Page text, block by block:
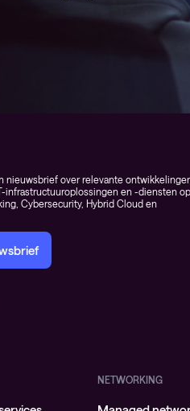
nieuwsbrief over relevante
infrastructuuroplossingen en -diensten op
Cybersecurity, Hybrid Cloud en
NETWORKING